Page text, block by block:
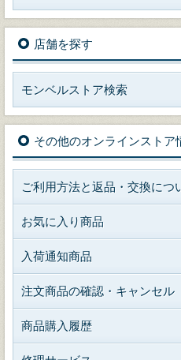
店舗を探す
モンベルストア検索
その他のオンラインストア
ご利用方法と返品・交換につ
お気に入り商品
入荷通知商品
注文商品の確認・キャンセル
商品購入履歴